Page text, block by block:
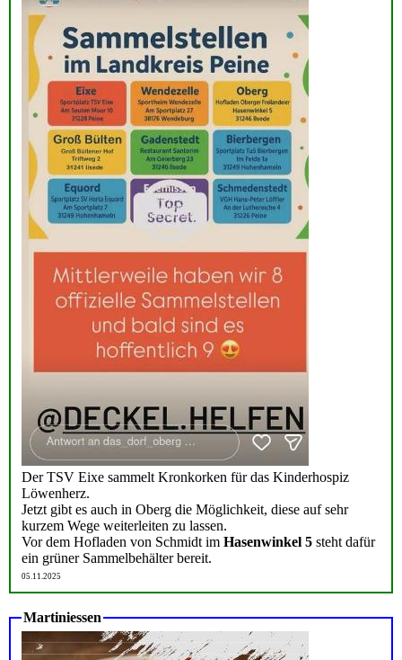
Der TSV Eixe sammelt Kronkorken für das Kinderhospiz
Löwenherz.
Jetzt gibt es auch in Oberg die Möglichkeit, diese auf sehr
kurzem Wege weiterleiten zu lassen.
Vor dem Hofladen von Schmidt im Hasenwinkel 5 steht dafür
ein grüner Sammelbehälter bereit.
05.11.2025
Martiniessen